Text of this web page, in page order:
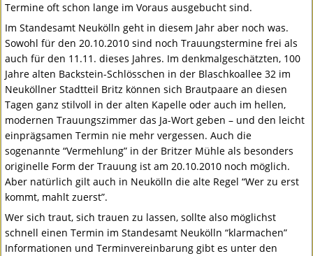
Termine oft schon lange im Voraus ausgebucht sind.
Im Standesamt Neukölln geht in diesem Jahr aber noch was.
Sowohl für den 20.10.2010 sind noch Trauungstermine frei als
auch für den 11.11. dieses Jahres. Im denkmalgeschätzten, 100
Jahre alten Backstein-Schlösschen in der Blaschkoallee 32 im
Neuköllner Stadtteil Britz können sich Brautpaare an diesen
Tagen ganz stilvoll in der alten Kapelle oder auch im hellen,
modernen Trauungszimmer das Ja-Wort geben – und den leicht
einprägsamen Termin nie mehr vergessen. Auch die
sogenannte “Vermehlung” in der Britzer Mühle als besonders
originelle Form der Trauung ist am 20.10.2010 noch möglich.
Aber natürlich gilt auch in Neukölln die alte Regel “Wer zu erst
kommt, mahlt zuerst”.
Wer sich traut, sich trauen zu lassen, sollte also möglichst
schnell einen Termin im Standesamt Neukölln “klarmachen”
Informationen und Terminvereinbarung gibt es unter den